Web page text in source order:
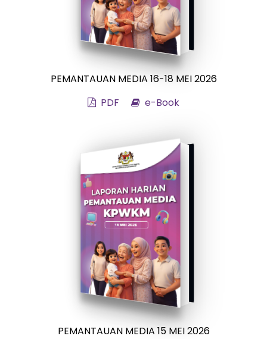
PEMANTAUAN MEDIA 16-18 MEI 2026
PDF
e-Book
PEMANTAUAN MEDIA 15 MEI 2026